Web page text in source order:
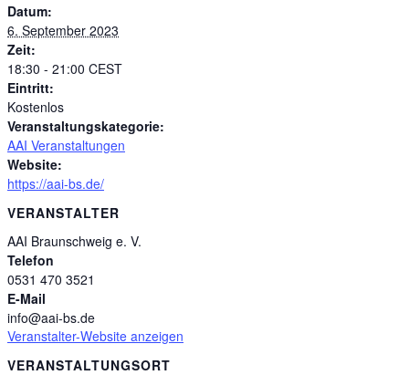
Datum:
6. September 2023
Zeit:
18:30 - 21:00 CEST
Eintritt:
Kostenlos
Veranstaltungskategorie:
AAI Veranstaltungen
Website:
https://aai-bs.de/
VERANSTALTER
AAI Braunschweig e. V.
Telefon
0531 470 3521
E-Mail
info@aai-bs.de
Veranstalter-Website anzeigen
VERANSTALTUNGSORT